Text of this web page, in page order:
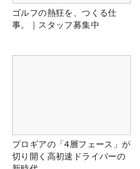
ゴルフの熱狂を、つくる仕
事。｜スタッフ募集中
プロギアの「4層フェース」が
切り開く高初速ドライバーの